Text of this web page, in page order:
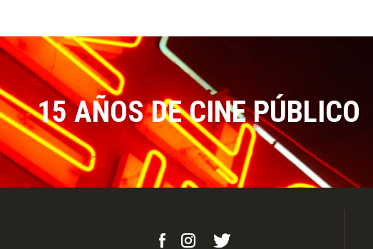
15 AÑOS DE CINE PÚBLICO